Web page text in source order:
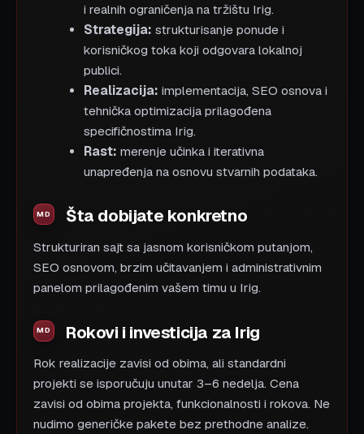
i realnih ograničenja na tržištu Irig.
Strategija: strukturisanje ponude i
korisničkog toka koji odgovara lokalnoj
publici.
Realizacija: implementacija, SEO osnova i
tehnička optimizacija prilagođena
specifičnostima Irig.
Rast: merenje učinka i iterativna
unapređenja na osnovu stvarnih podataka.
Šta dobijate konkretno
Strukturiran sajt sa jasnom korisničkom putanjom,
SEO osnovom, brzim učitavanjem i administrativnim
panelom prilagođenim vašem timu u Irig.
Rokovi i investicija za Irig
Rok realizacije zavisi od obima, ali standardni
projekti se isporučuju unutar 3–6 nedelja. Cena
zavisi od obima projekta, funkcionalnosti i rokova. Ne
nudimo generičke pakete bez prethodne analize.